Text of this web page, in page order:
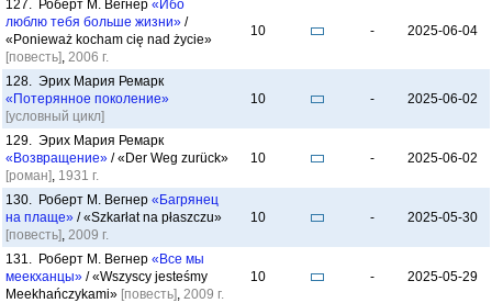
127. Роберт М. Вегнер «Ибо
люблю тебя больше жизни» /
«Ponieważ kocham cię nad życie»
[повесть], 2006 г.
10 - 2025-06-04
128. Эрих Мария Ремарк
«Потерянное поколение»
[условный цикл]
10 - 2025-06-02
129. Эрих Мария Ремарк
«Возвращение» / «Der Weg zurück»
[роман], 1931 г.
10 - 2025-06-02
130. Роберт М. Вегнер «Багрянец
на плаще» / «Szkarłat na płaszczu»
[повесть], 2009 г.
10 - 2025-05-30
131. Роберт М. Вегнер «Все мы
меекханцы» / «Wszyscy jesteśmy
Meekhańczykami» [повесть], 2009 г.
10 - 2025-05-29